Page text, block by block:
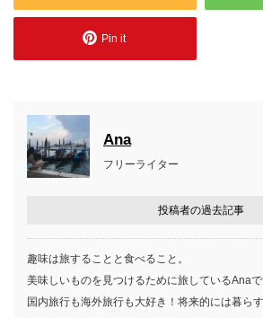
Pin it
Ana
フリーライター
投稿者の過去記事
趣味は旅することと食べること。
美味しいものを見つけるために旅しているAnaで
国内旅行も海外旅行も大好き！将来的には暮ら